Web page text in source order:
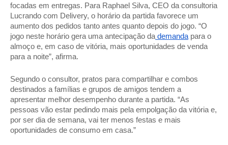
focadas em entregas. Para Raphael Silva, CEO da consultoria
Lucrando com Delivery, o horário da partida favorece um
aumento dos pedidos tanto antes quanto depois do jogo. “O
jogo neste horário gera uma antecipação da demanda para o
almoço e, em caso de vitória, mais oportunidades de venda
para a noite”, afirma.
Segundo o consultor, pratos para compartilhar e combos
destinados a famílias e grupos de amigos tendem a
apresentar melhor desempenho durante a partida. “As
pessoas vão estar pedindo mais pela empolgação da vitória e,
por ser dia de semana, vai ter menos festas e mais
oportunidades de consumo em casa.”